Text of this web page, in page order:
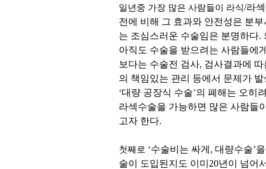
일년중 가장 많은 사람들이 라식/라
전에 비해 그 효과와 안전성은 분
는 조심스러운 수술임은 분명하다
아직도 수술을 받으려는 사람들에
보다는 수술전 검사, 검사결과에
의 책임있는 관리 등에서 문제가
‘대량 공장식 수술’의 폐해는 오히
라섹수술을 가능하면 많은 사람들
고자 한다.
첫째로 ‘수술비는 싸게, 대량수술’
술이 도입된지도 이미20년이 넘어